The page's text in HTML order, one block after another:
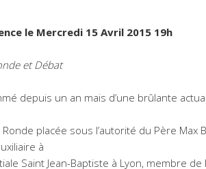
le Mercredi 15 Avril 2015 19h
et Débat
depuis un an mais d’une brûlante
Ronde placée sous l’autorité du Père Max
à
Saint Jean-Baptiste à Lyon, membre de